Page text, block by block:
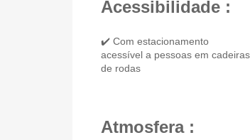
Acessibilidade :
✔️ Com estacionamento
acessível a pessoas em cadeiras
de rodas
Atmosfera :